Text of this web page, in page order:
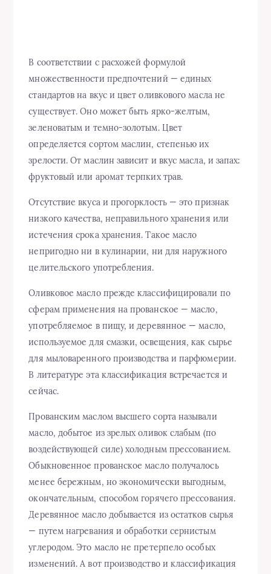
В соответствии с расхожей формулой
множественности предпочтений — единых
стандартов на вкус и цвет оливкового масла не
существует. Оно может быть ярко-желтым,
зеленоватым и темно-золотым. Цвет
определяется сортом маслин, степенью их
зрелости. От маслин зависит и вкус масла, и запах:
фруктовый или аромат терпких трав.
Отсутствие вкуса и прогорклость — это признак
низкого качества, неправильного хранения или
истечения срока хранения. Такое масло
непригодно ни в кулинарии, ни для наружного
целительского употребления.
Оливковое масло прежде классифицировали по
сферам применения на прованское — масло,
употребляемое в пищу, и деревянное — масло,
используемое для смазки, освещения, как сырье
для мыловаренного производства и парфюмерии.
В литературе эта классификация встречается и
сейчас.
Прованским маслом высшего сорта называли
масло, добытое из зрелых оливок слабым (по
воздействующей силе) холодным прессованием.
Обыкновенное прованское масло получалось
менее бережным, но экономически выгодным,
окончательным, способом горячего прессования.
Деревянное масло добывается из остатков сырья
— путем нагревания и обработки сернистым
углеродом. Это масло не претерпело особых
изменений. А вот производство и классификация